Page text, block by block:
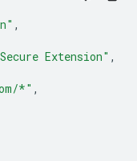
,
Extension" ,
*" ,